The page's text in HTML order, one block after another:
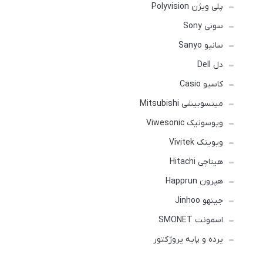
پلی ویژن Polyvision
سونی Sony
سانیو Sanyo
دل Dell
کاسیو Casio
میتسوبیشی Mitsubishi
ویوسونیک Viwesonic
ویویتک Vivitek
هیتاچی Hitachi
هپرون Happrun
جینهو Jinhoo
اسمونت SMONET
پرده و پایه پروژکتور